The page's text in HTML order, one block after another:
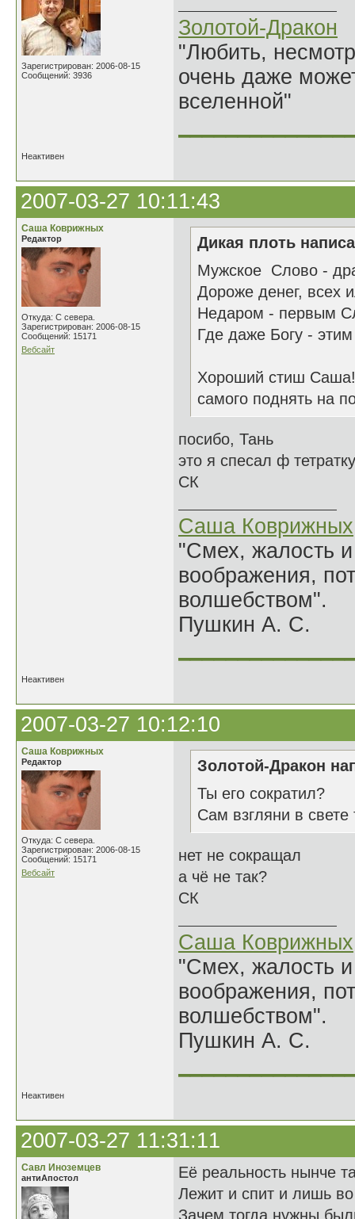
Зарегистрирован: 2006-08-15
Сообщений: 3936
Золотой-Дракон
"Любить,
очень даже
вселенной"
Неактивен
2007-03-27 10:11:43
Саша Коврижных
Редактор
Откуда: С севера.
Зарегистрирован: 2006-08-15
Сообщений: 15171
Вебсайт
Дикая плоть
Мужское Слово -
Дороже денег, всех
Недаром - первым
Где даже Богу -
Хороший стиш
самого поднять на
посибо, Тань
это я спесал ф тетратку
СК
Саша Коврижных
"Смех, жалость
воображения,
волшебством".
Пушкин А. С.
Неактивен
2007-03-27 10:12:10
Саша Коврижных
Редактор
Откуда: С севера.
Зарегистрирован: 2006-08-15
Сообщений: 15171
Вебсайт
Золотой-Дракон
Ты его сократил?
Сам взгляни в
нет не сокращал
а чё не так?
СК
Саша Коврижных
"Смех, жалость
воображения,
волшебством".
Пушкин А. С.
Неактивен
2007-03-27 11:31:11
Савл Иноземцев
антиАпостол
Её реальность нынче
Лежит и спит и лишь
Зачем тогда нужны